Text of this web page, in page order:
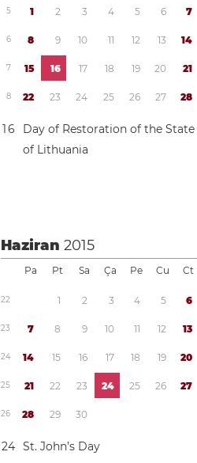
5 1 2 3 4 5 6 7
6 8 9 10 11 12 13 14
7 15 16 17 18 19 20 21
8 22 23 24 25 26 27 28
16
Day of Restoration of the State
of Lithuania
Haziran2015
Pa Pt Sa Ça Pe Cu Ct
22 1 2 3 4 5 6
23 7 8 9 10 11 12 13
24 14 15 16 17 18 19 20
25 21 22 23 24 25 26 27
26 28 29 30
24 St. John’s Day